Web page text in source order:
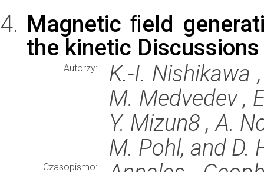
Magnetic ﬁeld
the kinetic
Autorzy:
K.-I. Nishikawa
M. Medvedev ,
Y. Mizun8 , A.
M. Pohl, and D.
Czasopismo: